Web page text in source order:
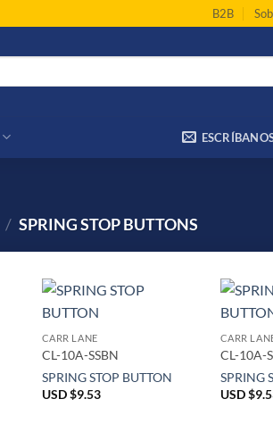
B2B
/ SPRING STOP BUTTONS
CARR LANE
CL-10A-SSBN
SPRING STOP BUTTON
USD $9.53
CARR
CL-10A-
SPRING
USD $